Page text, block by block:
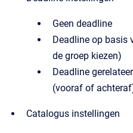
Geen deadline
Deadline op basis
de groep kiezen)
Deadline
(vooraf of
Catalogus instellingen